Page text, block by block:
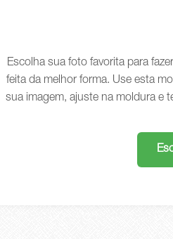
Escolha sua foto favorita para
feita da melhor forma. Use esta
sua imagem, ajuste na moldura e